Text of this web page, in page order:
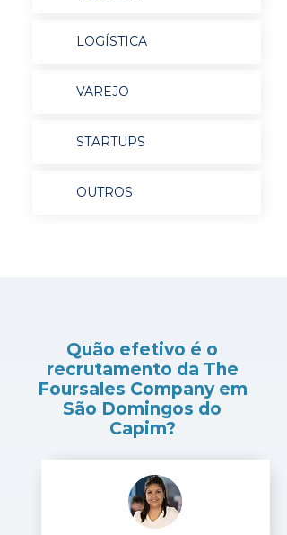
LOGÍSTICA
VAREJO
STARTUPS
OUTROS
Quão efetivo é o
recrutamento da The
Foursales Company em
São Domingos do
Capim?